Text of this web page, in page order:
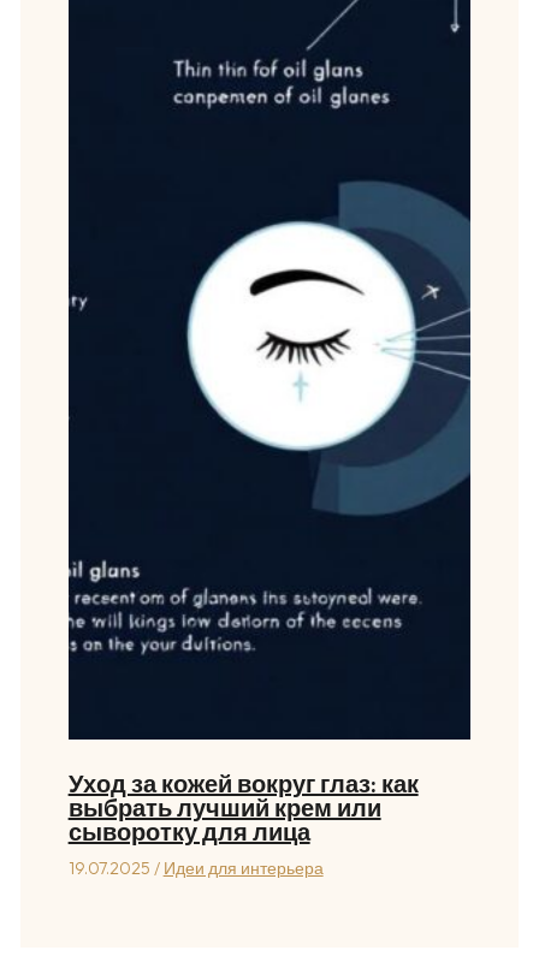
Уход за кожей вокруг глаз: как
выбрать лучший крем или
сыворотку для лица
19.07.2025 / Идеи для интерьера